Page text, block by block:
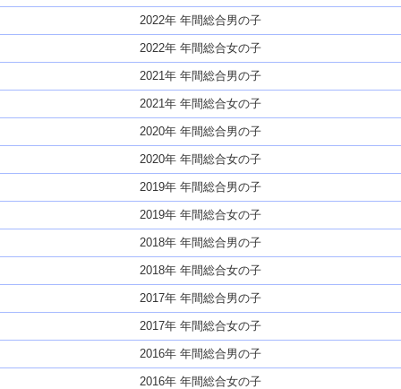
2022年 年間総合男の子
2022年 年間総合女の子
2021年 年間総合男の子
2021年 年間総合女の子
2020年 年間総合男の子
2020年 年間総合女の子
2019年 年間総合男の子
2019年 年間総合女の子
2018年 年間総合男の子
2018年 年間総合女の子
2017年 年間総合男の子
2017年 年間総合女の子
2016年 年間総合男の子
2016年 年間総合女の子